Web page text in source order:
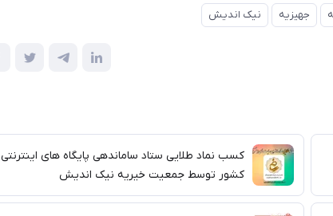
جهیزیه نیک اندیش
کسب نماد طلایی ستاد ساماندهی پایگاه های اینترنتی
کشور توسط جمعیت خیریه نیک اندیش